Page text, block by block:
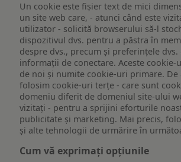
Un cookie este fişier text de mici
un site web care, - atunci când este
utilizator - solicită browserului să-l
dispozitivul dvs. pentru a păstra în
despre dvs., precum și preferințele dvs.
informații de conectare. Aceste cookie-
de noi și numite cookie-uri primare. De
folosim cookie-uri terțe - care sunt
domeniu diferit de domeniul site-ului
vizitați - pentru a sprijini eforturile
publicitate și marketing. Mai precis,
și alte tehnologii de urmărire în
Cum vă exprimați opțiunile